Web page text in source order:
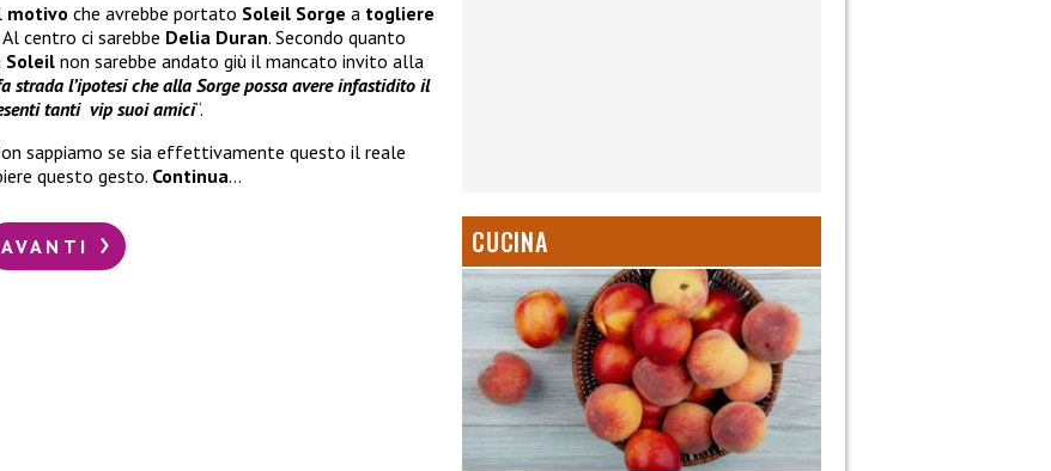
motivo che avrebbe portato Soleil Sorge a togliere
Al centro ci sarebbe Delia Duran. Secondo quanto
Soleil non sarebbe andato giù il mancato invito alla
strada l’ipotesi che alla Sorge possa avere infastidito il
tanti vip suoi amici“.
sappiamo se sia effettivamente questo il reale
questo gesto. Continua…
AVANTI CUCINA